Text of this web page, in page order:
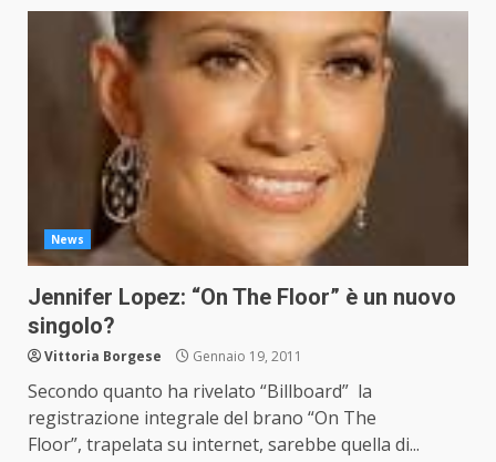
News
Jennifer Lopez: “On The Floor” è un nuovo
singolo?
Vittoria Borgese Gennaio 19, 2011
Secondo quanto ha rivelato “Billboard” la
registrazione integrale del brano “On The
Floor”, trapelata su internet, sarebbe quella di...